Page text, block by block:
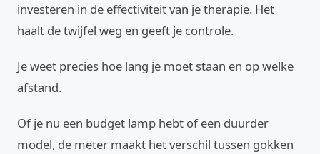
investeren in de effectiviteit van je therapie. Het
haalt de twijfel weg en geeft je controle.
Je weet precies hoe lang je moet staan en op welke
afstand.
Of je nu een budget lamp hebt of een duurder
model, de meter maakt het verschil tussen gokken